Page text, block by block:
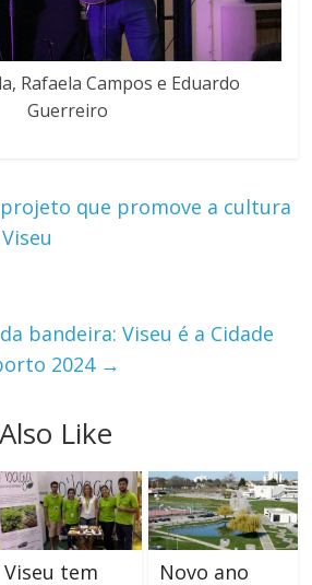
Rafaela Campos e Eduardo
Guerreiro
projeto que promove a cultura
bandeira: Viseu é a Cidade
2024 →
Like
Viseu tem
Novo ano